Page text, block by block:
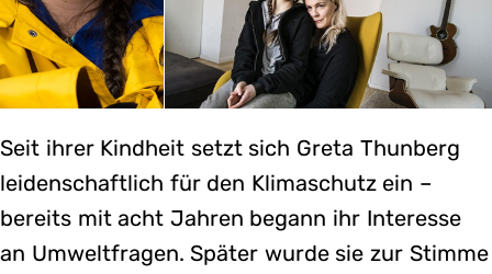
Seit ihrer Kindheit setzt sich Greta Thunberg
leidenschaftlich für den Klimaschutz ein –
bereits mit acht Jahren begann ihr Interesse
an Umweltfragen. Später wurde sie zur Stimme